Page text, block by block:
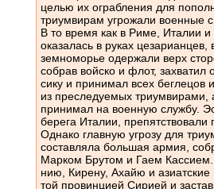
целью их ограбления для
триумвирам угрожали военные
В то время как в Риме, Италии
оказалась в руках
земноморье одержали верх
собрав войско и флот,
сику и принимал всех
из преследуемых триумвирами,
принимал на военную службу.
берега Италии,
Однако главную угрозу для
составляла большая армия,
Марком Брутом и Гаем
нию, Кирену, Ахайю и
той провинцией Сирией и